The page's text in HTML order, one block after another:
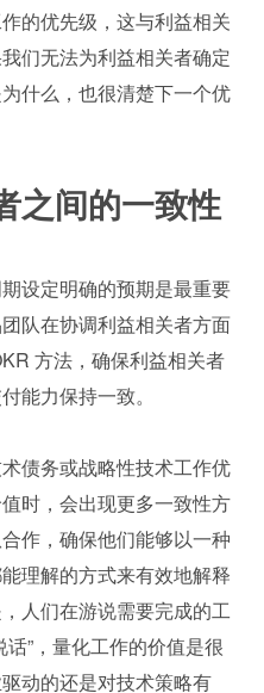
的优先级，这与利益相关
们无法为利益相关者确定
什么，也很清楚下一个优
之间的一致性
设定明确的预期是最重要
队在协调利益相关者方面
方法，确保利益相关者
能力保持一致。
债务或战略性技术工作优
时，会出现更多一致性方
作，确保他们能够以一种
理解的方式来有效地解释
人们在游说需要完成的工
”，量化工作的价值是很
动的还是对技术策略有